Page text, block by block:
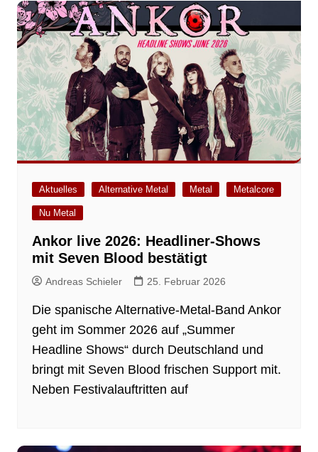
Aktuelles Alternative Metal Metal Metalcore
Nu Metal
Ankor live 2026: Headliner-Shows
mit Seven Blood bestätigt
Andreas Schieler 25. Februar 2026
Die spanische Alternative-Metal-Band Ankor
geht im Sommer 2026 auf „Summer
Headline Shows“ durch Deutschland und
bringt mit Seven Blood frischen Support mit.
Neben Festivalauftritten auf